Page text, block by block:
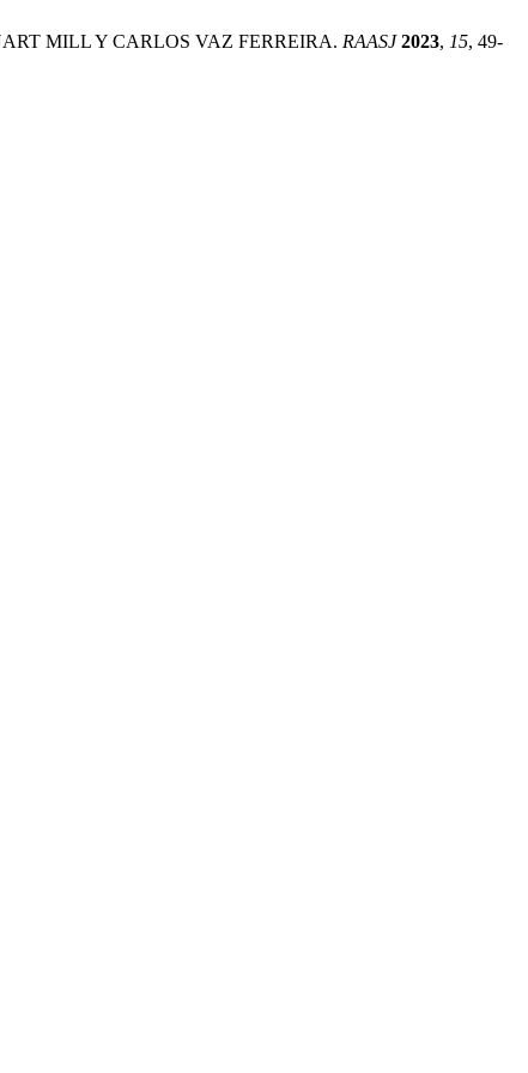
MILL Y CARLOS VAZ FERREIRA. RAASJ 2023, 15, 49-